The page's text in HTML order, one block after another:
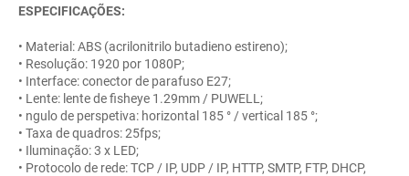
ESPECIFICAÇÕES:
• Material: ABS (acrilonitrilo butadieno estireno);
• Resolução: 1920 por 1080P;
• Interface: conector de parafuso E27;
• Lente: lente de fisheye 1.29mm / PUWELL;
• ngulo de perspetiva: horizontal 185 ° / vertical 185 °;
• Taxa de quadros: 25fps;
• Iluminação: 3 x LED;
• Protocolo de rede: TCP / IP, UDP / IP, HTTP, SMTP, FTP, DHCP,